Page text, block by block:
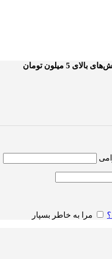
5 میلون تومان
مرا به خاطر بسپار